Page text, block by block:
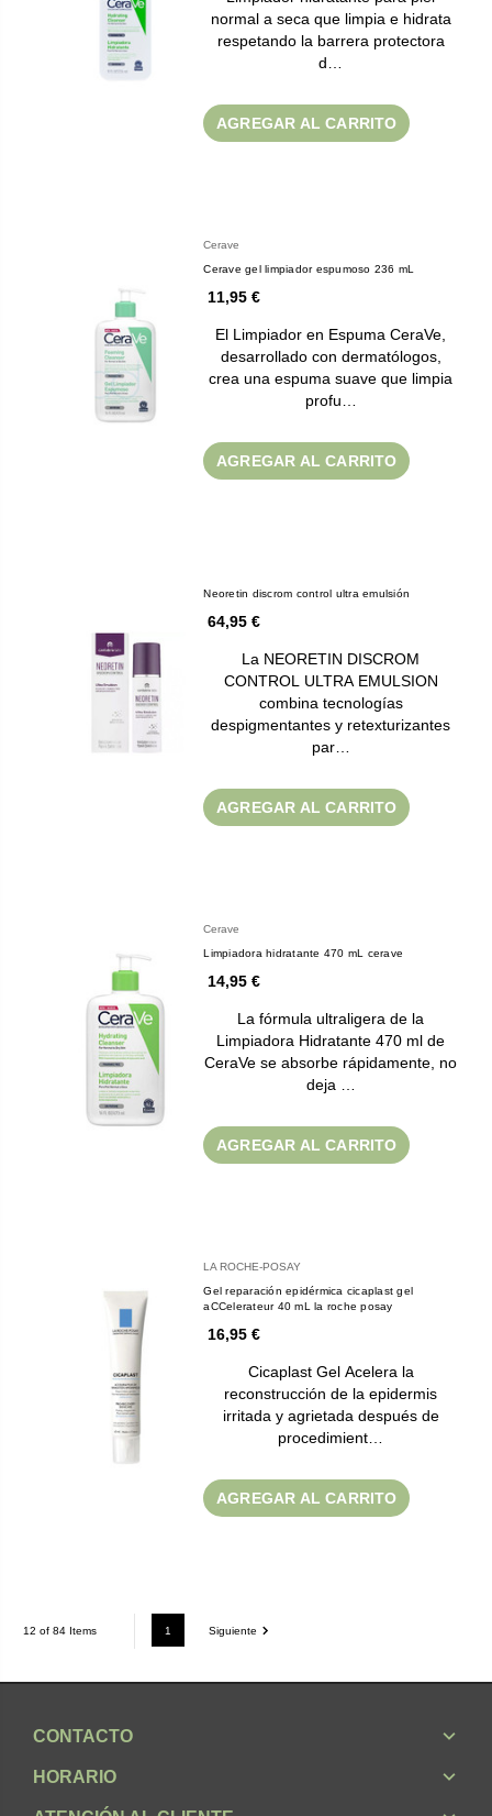
normal a seca que limpia e hidrata
respetando la barrera protectora
d…
AGREGAR AL CARRITO
Cerave
Cerave gel limpiador espumoso 236 mL
11,95 €
El Limpiador en Espuma CeraVe,
desarrollado con dermatólogos,
crea una espuma suave que limpia
profu…
AGREGAR AL CARRITO
Neoretin discrom control ultra emulsión
64,95 €
La NEORETIN DISCROM
CONTROL ULTRA EMULSION
combina tecnologías
despigmentantes y retexturizantes
par…
AGREGAR AL CARRITO
Cerave
Limpiadora hidratante 470 mL cerave
14,95 €
La fórmula ultraligera de la
Limpiadora Hidratante 470 ml de
CeraVe se absorbe rápidamente, no
deja …
AGREGAR AL CARRITO
LA ROCHE-POSAY
Gel reparación epidérmica cicaplast gel
aCCelerateur 40 mL la roche posay
16,95 €
Cicaplast Gel Acelera la
reconstrucción de la epidermis
irritada y agrietada después de
procedimient…
AGREGAR AL CARRITO
12 of 84 Items 1 Siguiente
CONTACTO
HORARIO